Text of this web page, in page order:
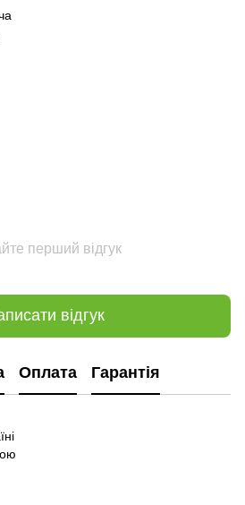
перший відгук
відгук
Оплата Гарантія